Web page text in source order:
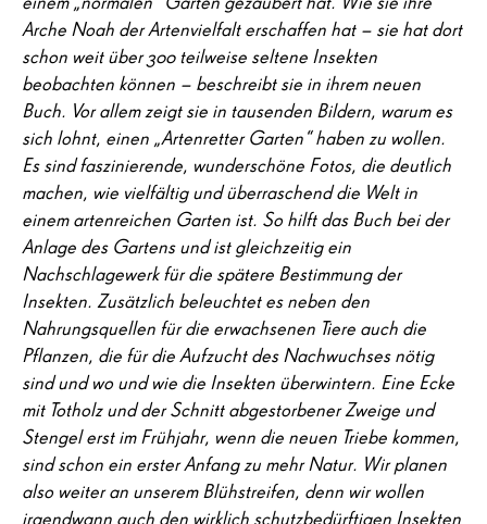
Arche Noah der Artenvielfalt erschaffen hat – sie hat dort
schon weit über 300 teilweise seltene Insekten
beobachten können – beschreibt sie in ihrem neuen
Buch. Vor allem zeigt sie in tausenden Bildern, warum es
sich lohnt, einen „Artenretter Garten“ haben zu wollen.
Es sind faszinierende, wunderschöne Fotos, die deutlich
machen, wie vielfältig und überraschend die Welt in
einem artenreichen Garten ist. So hilft das Buch bei der
Anlage des Gartens und ist gleichzeitig ein
Nachschlagewerk für die spätere Bestimmung der
Insekten. Zusätzlich beleuchtet es neben den
Nahrungsquellen für die erwachsenen Tiere auch die
Pflanzen, die für die Aufzucht des Nachwuchses nötig
sind und wo und wie die Insekten überwintern. Eine Ecke
mit Totholz und der Schnitt abgestorbener Zweige und
Stengel erst im Frühjahr, wenn die neuen Triebe kommen,
sind schon ein erster Anfang zu mehr Natur. Wir planen
also weiter an unserem Blühstreifen, denn wir wollen
irgendwann auch den wirklich schutzbedürftigen Insekten